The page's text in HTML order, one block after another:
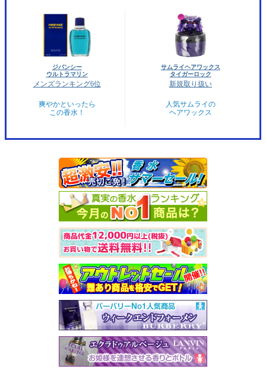
ジバンシー
ウルトラマリン
メンズランキング6位
爽やかといったら
この香水！
サムライヘアワックス
タイガーロック
新規取り扱い
人気サムライの
ヘアワックス